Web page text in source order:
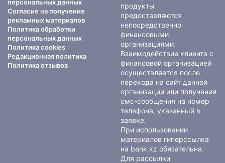
персональных данных
Согласие на получение
рекламных материалов
Политика обработки
персональных данных
Политика cookies
Редакционная политика
Политика отзывов
продукты
предоставляются
непосредственно
финансовыми
организациями.
Взаимодействие клиента с
финансовой организацией
осуществляется после
перехода на сайт данной
организации или получения
смс-сообщения на номер
телефона, указанный в
заявке.
При использовании
материалов гиперссылка
на bank.kz обязательна.
Для рассылки